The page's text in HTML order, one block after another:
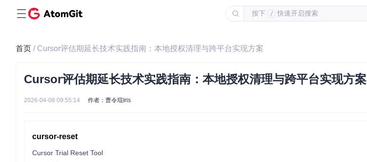
按下 / 快速开启搜索
首页 / Cursor评估期延长技术实践指南：本地授权清理与跨平台实现方案
Cursor评估期延长技术实践指南：本地授权清理与跨平台实现方案
2026-04-08 09:55:14 作者：曹令琨Iris
cursor-reset
Cursor Trial Reset Tool